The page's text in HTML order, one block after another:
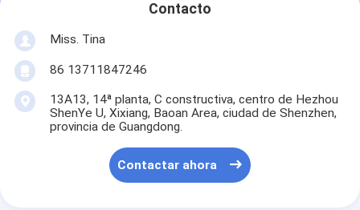
Contacto
Miss. Tina
86 13711847246
13A13, 14ª planta, C constructiva, centro de Hezhou
ShenYe U, Xixiang, Baoan Area, ciudad de Shenzhen,
provincia de Guangdong.
Contactar ahora